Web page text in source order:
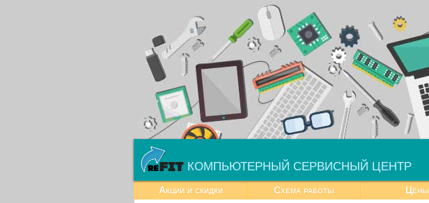
КОМПЬЮТЕРНЫЙ СЕРВИСНЫЙ ЦЕНТР
Акции и скидки Схема работы Цены